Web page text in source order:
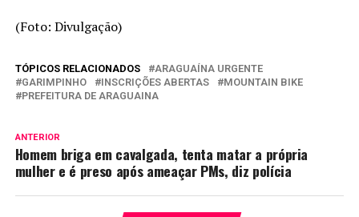
(Foto: Divulgação)
TÓPICOS RELACIONADOS
ARAGUAÍNA URGENTE
GARIMPINHO
INSCRIÇÕES ABERTAS
MOUNTAIN BIKE
PREFEITURA DE ARAGUAINA
ANTERIOR
Homem briga em cavalgada, tenta matar a própria
mulher e é preso após ameaçar PMs, diz polícia